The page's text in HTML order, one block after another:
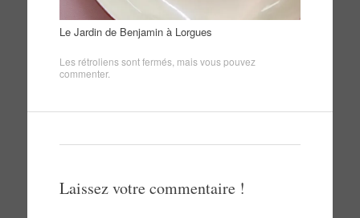
Le Jardin de Benjamin à Lorgues
Les rétroliens sont fermés, mais vous pouvez
commenter.
Laissez votre commentaire !